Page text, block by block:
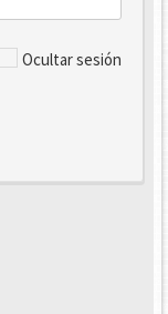
Ocultar sesión